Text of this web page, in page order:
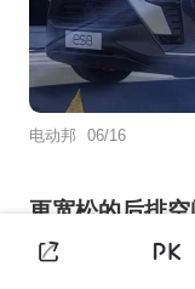
电动邦 06/16
更宽松的后排
版